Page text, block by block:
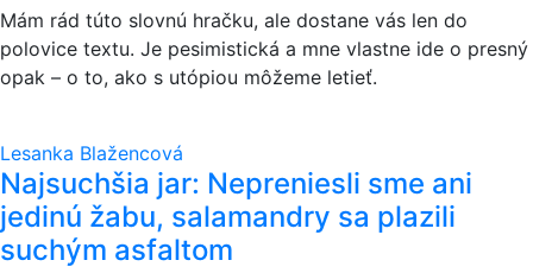
Mám rád túto slovnú hračku, ale dostane vás len do
polovice textu. Je pesimistická a mne vlastne ide o presný
opak – o to, ako s utópiou môžeme letieť.
Lesanka Blažencová
Najsuchšia jar: Nepreniesli sme ani
jedinú žabu, salamandry sa plazili
suchým asfaltom